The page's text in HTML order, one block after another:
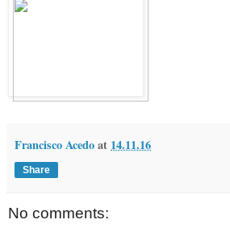
Francisco Acedoat 14.11.16
Share
No comments: